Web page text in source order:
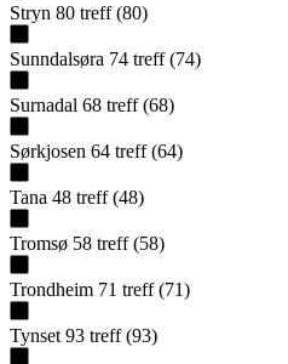
Stryn 80 treff (80)
Sunndalsøra 74 treff (74)
Surnadal 68 treff (68)
Sørkjosen 64 treff (64)
Tana 48 treff (48)
Tromsø 58 treff (58)
Trondheim 71 treff (71)
Tynset 93 treff (93)